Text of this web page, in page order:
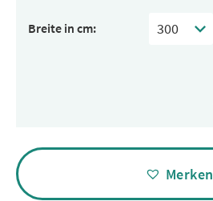
Breite in cm:
Alternative:
Merken